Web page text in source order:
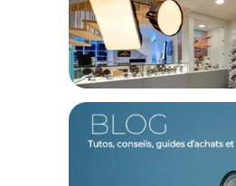
même de capter le moindre détail,
dans la pénombre !
Couverture AF de 90%
La couverture d’autofocus ultra-
du cadre. Ainsi, même les sujets
l’image sont facilement détectés et
réalisées en position verticale sont
(avec un objectif f/2 ou plus